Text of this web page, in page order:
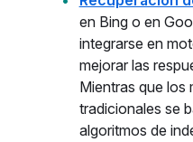
en Bing o en
integrarse en
mejorar las
Mientras que los
tradicionales se
algoritmos de